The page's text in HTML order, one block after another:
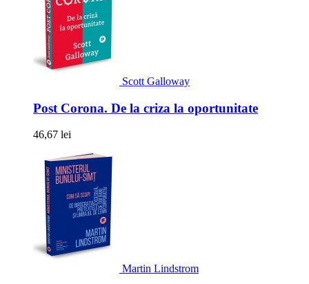
Scott Galloway
Post Corona. De la criza la oportunitate
46,67 lei
Martin Lindstrom